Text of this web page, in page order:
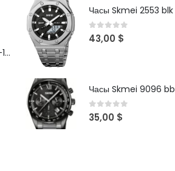
Часы Casio MTS-100D-1AV
Часы Skmei 2553 blk
0 out of 5
43,00 $
Часы Skmei 9096 bb
0out of 5
35,00 $